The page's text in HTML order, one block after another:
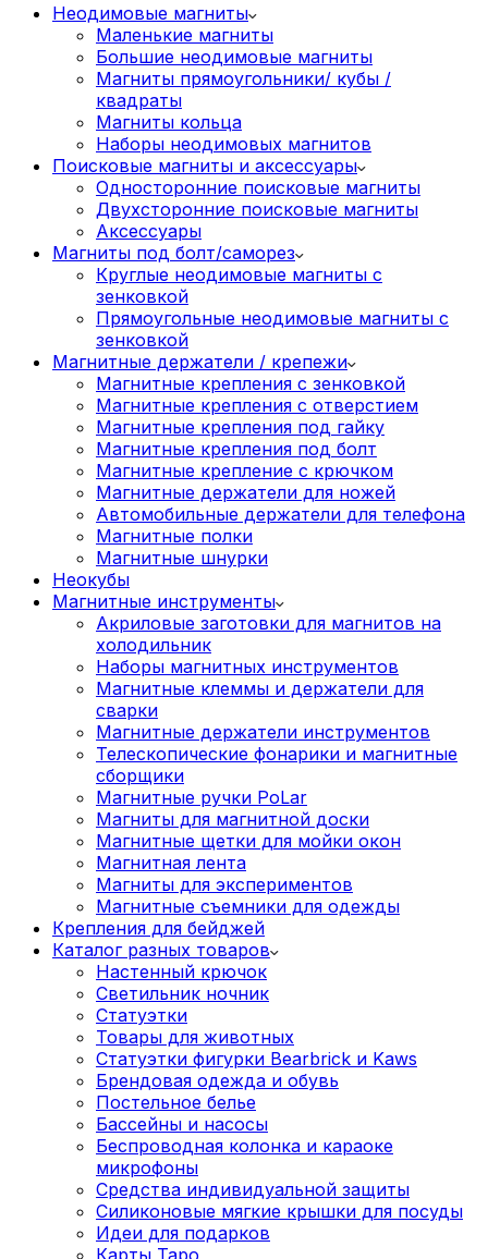
Неодимовые магниты
Маленькие магниты
Большие неодимовые магниты
Магниты прямоугольники/ кубы /
квадраты
Магниты кольца
Наборы неодимовых магнитов
Поисковые магниты и аксессуары
Односторонние поисковые магниты
Двухсторонние поисковые магниты
Аксессуары
Магниты под болт/саморез
Круглые неодимовые магниты с
зенковкой
Прямоугольные неодимовые магниты с
зенковкой
Магнитные держатели / крепежи
Магнитные крепления с зенковкой
Магнитные крепления с отверстием
Магнитные крепления под гайку
Магнитные крепления под болт
Магнитные крепление с крючком
Магнитные держатели для ножей
Автомобильные держатели для телефона
Магнитные полки
Магнитные шнурки
Неокубы
Магнитные инструменты
Акриловые заготовки для магнитов на
холодильник
Наборы магнитных инструментов
Магнитные клеммы и держатели для
сварки
Магнитные держатели инструментов
Телескопические фонарики и магнитные
сборщики
Магнитные ручки PoLar
Магниты для магнитной доски
Магнитные щетки для мойки окон
Магнитная лента
Магниты для экспериментов
Магнитные съемники для одежды
Крепления для бейджей
Каталог разных товаров
Настенный крючок
Светильник ночник
Статуэтки
Товары для животных
Статуэтки фигурки Bearbrick и Kaws
Брендовая одежда и обувь
Постельное белье
Бассейны и насосы
Беспроводная колонка и караоке
микрофоны
Средства индивидуальной защиты
Силиконовые мягкие крышки для посуды
Идеи для подарков
Карты Таро